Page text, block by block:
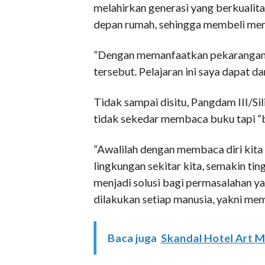
melahirkan generasi yang
depan rumah, sehingga membeli
“Dengan memanfaatkan
tersebut. Pelajaran ini saya dapat
Tidak sampai disitu, Pangdam III/
tidak sekedar membaca buku tapi
“Awalilah dengan membaca diri
lingkungan sekitar kita, semakin
menjadi solusi bagi permasalahan
dilakukan setiap manusia, yakni
Baca juga Skandal Hotel Art